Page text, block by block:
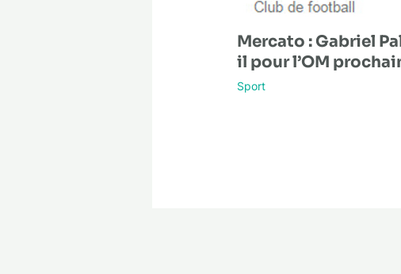
Mercato : Gabriel
il pour l’OM
Sport